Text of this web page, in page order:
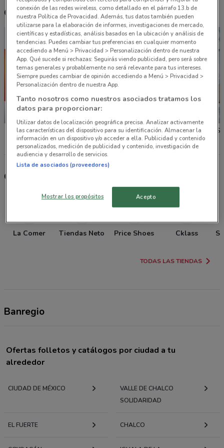
Otros catálogos cercanos
La Comer Tiendas Neto Price
Otras tiendas seleccionadas para ti
La Comer Tiendas Neto Price Shoes Cklass
TODAS LAS TIENDAS
Banregio
Ofertas folletos y catálogos por ciudad a tu
alrededor
CIUDAD DE MÉXICO
VALLE DE CHALCO
SOLIDARIDAD
EL FUERTE CHALCO
conexión de las redes wireless, como detallado en el párrafo 13.b de
nuestra Política de Provacidad. Además, tus datos también pueden
utilizarse para la elaboración de informes, investigaciones de mercado,
científicas y estadísticas, análisis basados en la ubicación y análisis de
tendencias. Puedes cambiar tus preferencias en cualquier momento
accediendo a Menú > Privacidad > Personalización dentro de nuestra
App. Qué sucede si rechazas: Seguirás viendo publicidad, pero será sobre
temas generales y probablemente no será relevante para tus intereses.
Siempre puedes cambiar de opinión accediendo a Menú > Privacidad >
Personalización dentro de nuestra App.
Tanto nosotros como nuestros asociados tratamos los
datos para proporcionar:
Utilizar datos de localización geográfica precisa. Analizar activamente
las características del dispositivo para su identificación. Almacenar la
información en un dispositivo y/o acceder a ella. Publicidad y contenido
personalizados, medición de publicidad y contenido, investigación de
audiencia y desarrollo de servicios.
Lista de asociados (proveedores)
Mostrar los propósitos Acepto